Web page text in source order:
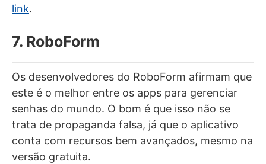
link.
7. RoboForm
Os desenvolvedores do RoboForm afirmam que
este é o melhor entre os apps para gerenciar
senhas do mundo. O bom é que isso não se
trata de propaganda falsa, já que o aplicativo
conta com recursos bem avançados, mesmo na
versão gratuita.